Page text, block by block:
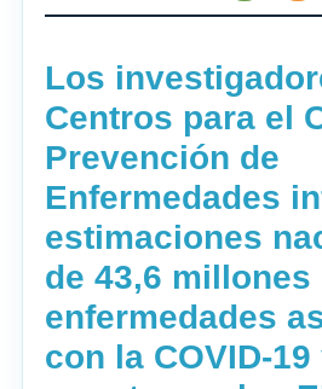
Los
Centros para el
Prevención de
Enfermedades
estimaciones
de 43,6 millones
enfermedades
con la COVID-19